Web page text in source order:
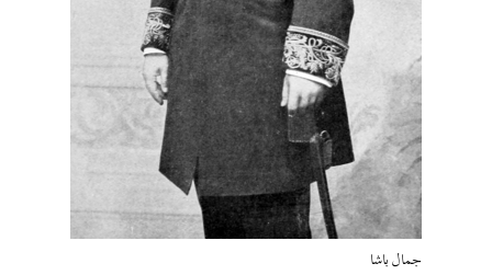
جمال باشا